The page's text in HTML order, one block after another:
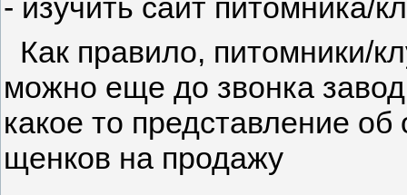
- изучить сайт питомника/
Как правило, питомники/
можно еще до звонка
какое то представление
щенков на продажу